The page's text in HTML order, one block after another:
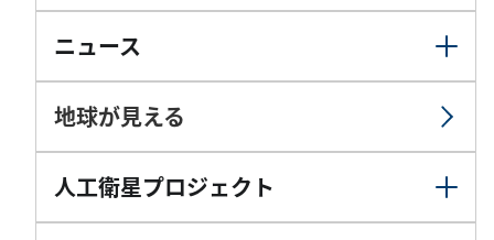
ニュース
地球が見える
人工衛星プロジェクト